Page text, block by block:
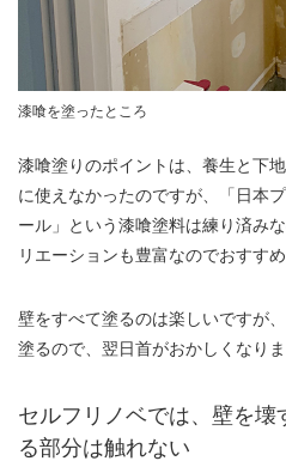
漆喰を塗ったところ
漆喰塗りのポイントは、養生と下
に使えなかったのですが、「日本
ール」という漆喰塗料は練り済み
リエーションも豊富なのでおすすめ
壁をすべて塗るのは楽しいですが
塗るので、翌日首がおかしくなりま
セルフリノベでは、壁を壊
る部分は触れない